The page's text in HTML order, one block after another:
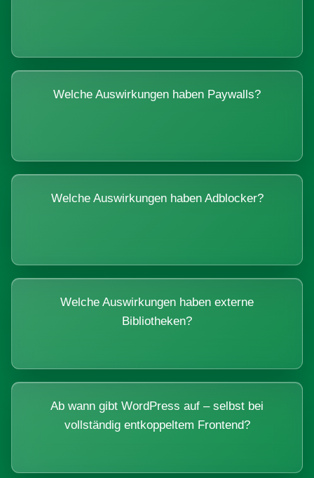
Welche Auswirkungen haben Paywalls?
Welche Auswirkungen haben Adblocker?
Welche Auswirkungen haben externe
Bibliotheken?
Ab wann gibt WordPress auf – selbst bei
vollständig entkoppeltem Frontend?